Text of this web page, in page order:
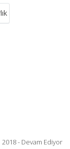
2018 - Devam Ediyor